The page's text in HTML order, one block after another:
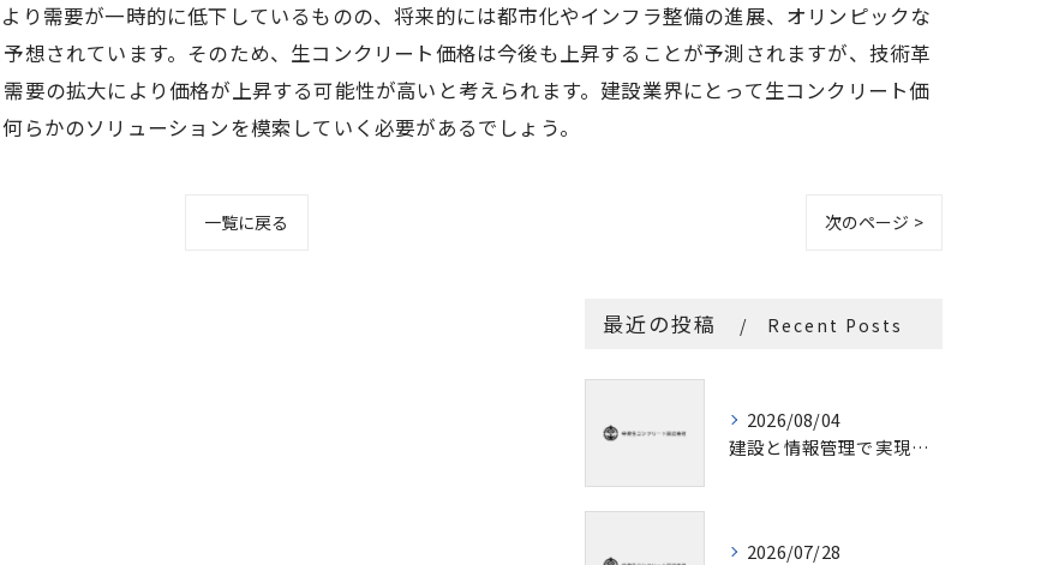
り需要が一時的に低下しているものの、将来的には都市化やインフラ整備の進展、オリンピックな
想されています。そのため、生コンクリート価格は今後も上昇することが予測されますが、技術革
要の拡大により価格が上昇する可能性が高いと考えられます。建設業界にとって生コンクリート価
らかのソリューションを模索していく必要があるでしょう。
一覧に戻る 次のページ >
最近の投稿 Recent Posts
2026/08/04
建設と情報管理で実現する佐賀県杵島郡白石町の最適な業者選定と行政窓口の見極め方
2026/07/28